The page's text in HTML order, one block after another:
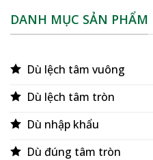
DANH MỤC SẢN PHẨM
Dù lệch tâm vuông
Dù lệch tâm tròn
Dù nhập khẩu
Dù đúng tâm tròn